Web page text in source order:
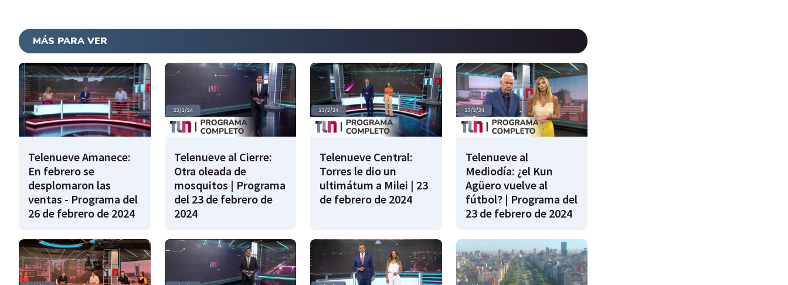
MÁS PARA VER
Telenueve Amanece:
En febrero se
desplomaron las
ventas - Programa del
26 de febrero de 2024
Telenueve al Cierre:
Otra oleada de
mosquitos | Programa
del 23 de febrero de
2024
Telenueve Central:
Torres le dio un
ultimátum a Milei | 23
de febrero de 2024
Telenueve al
Mediodía: ¿el Kun
Agüero vuelve al
fútbol? | Programa del
23 de febrero de 2024